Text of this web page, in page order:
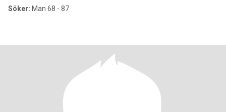
Söker: Man 68 - 87